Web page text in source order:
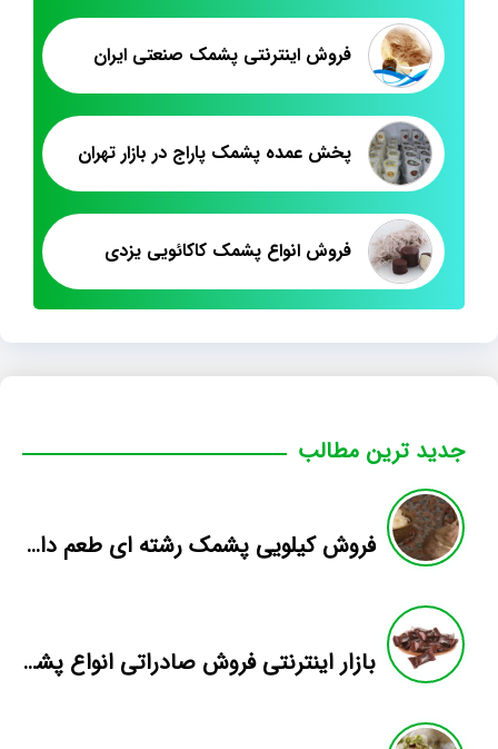
فروش اینترنتی پشمک صنعتی ایران
پخش عمده پشمک پاراج در بازار تهران
فروش انواع پشمک کاکائویی یزدی
جدید ترین مطالب
فروش کیلویی پشمک رشته ای طعم دار میوه
بازار اینترنتی فروش صادراتی انواع پشمک الیافی/شکلاتی